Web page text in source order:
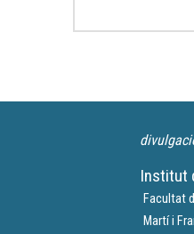
Institut
Facultat
Martí i